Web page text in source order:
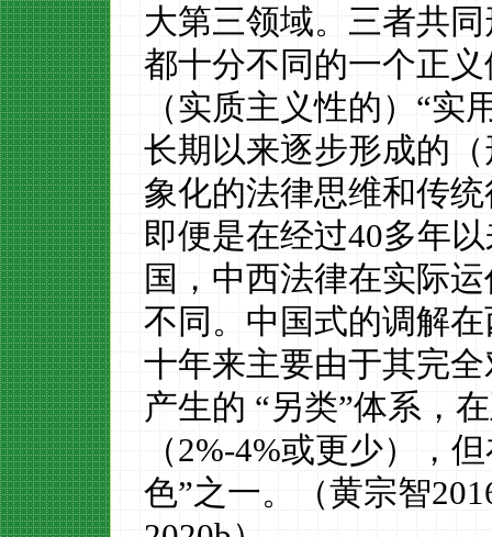
大第三领域。三者共
都十分不同的一个正
（实质主义性的）“实
长期以来逐步形成的
象化的法律思维和传统
即便是在经过40多年
国，中西法律在实际
不同。中国式的调解
十年来主要由于其完
产生的 “另类”体系，
（2%-4%或更少），
色”之一。（黄宗智